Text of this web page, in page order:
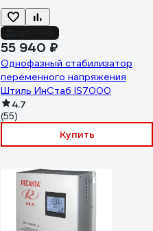
55 940 ₽
Однофазный стабилизатор
переменного напряжения
Штиль ИнСтаб IS7000
4.7
(55)
Купить